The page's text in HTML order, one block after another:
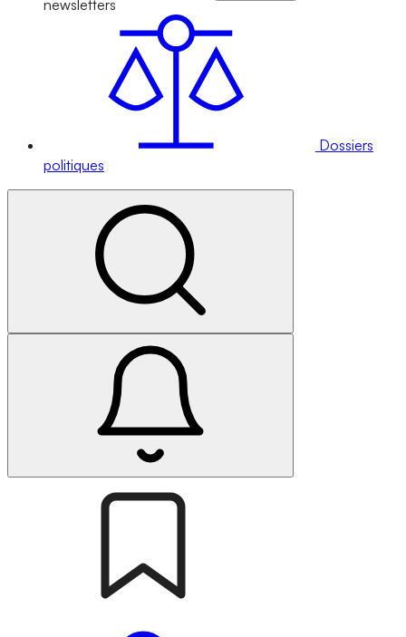
newsletters
Dossiers
politiques